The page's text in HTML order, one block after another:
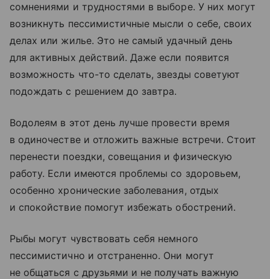
сомнениями и трудностями в выборе. У них могут
возникнуть пессимистичные мысли о себе, своих
делах или жилье. Это не самый удачный день
для активных действий. Даже если появится
возможность что-то сделать, звезды советуют
подождать с решением до завтра.
Водолеям в этот день лучше провести время
в одиночестве и отложить важные встречи. Стоит
перенести поездки, совещания и физическую
работу. Если имеются проблемы со здоровьем,
особенно хронические заболевания, отдых
и спокойствие помогут избежать обострений.
Рыбы могут чувствовать себя немного
пессимистично и отстраненно. Они могут
не общаться с друзьями и не получать важную